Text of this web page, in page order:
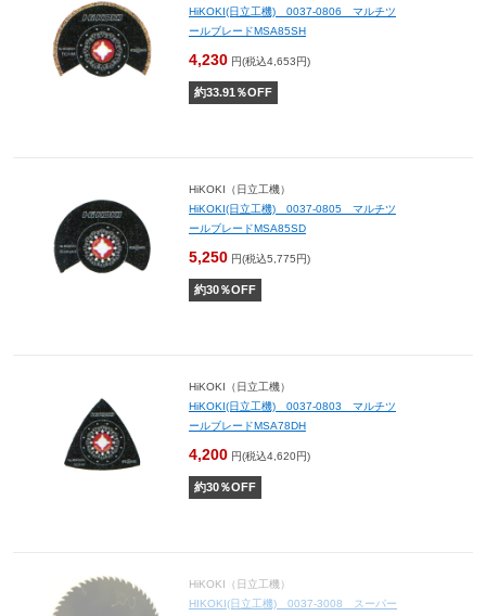
HiKOKI(日立工機) 0037-0806 マルチツ
ールブレードMSA85SH
4,230 円(税込4,653円)
約33.91 ％OFF
HiKOKI（日立工機）
HiKOKI(日立工機) 0037-0805 マルチツ
ールブレードMSA85SD
5,250 円(税込5,775円)
約30％OFF
HiKOKI（日立工機）
HiKOKI(日立工機) 0037-0803 マルチツ
ールブレードMSA78DH
4,200 円(税込4,620円)
約30％OFF
HiKOKI（日立工機）
HIKOKI(日立工機) 0037-3008 スーパー